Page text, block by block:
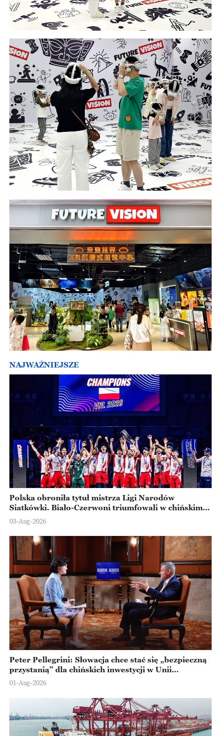
NAJWAŻNIEJSZE
Polska obroniła tytuł mistrza Ligi Narodów
Siatkówki. Biało-Czerwoni triumfowali w chińskim
Ningbo
03-Aug-2026
Peter Pellegrini: Słowacja chce stać się „bezpieczną
przystanią” dla chińskich inwestycji w Unii
Europejskiej
01-Aug-2026